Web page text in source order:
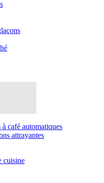
café automatiques
attrayantes
cuisine